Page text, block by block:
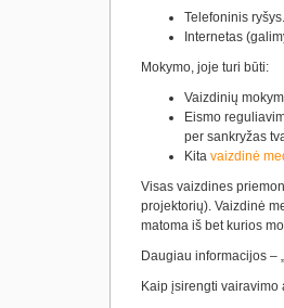
Telefoninis ryšys.
Internetas
Mokymo, joje turi būti:
Vaizdinių
Eismo
per sankryžas
Kita vaizdinė
Visas vaizdines
projektorių). Vaizdinė
matoma iš bet kurios
Daugiau informacijos – „
Kaip įsirengti vairavimo